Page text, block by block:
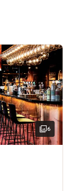
6